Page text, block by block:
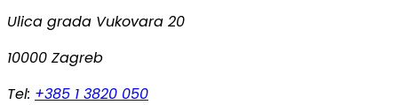
Ulica grada Vukovara 20
10000 Zagreb
Tel: +385 1 3820 050